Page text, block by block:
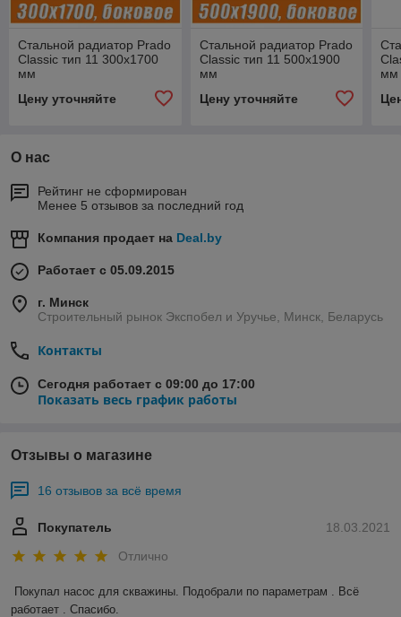
Стальной радиатор Prado
Classic тип 11 300x1700
мм
Цену уточняйте
Стальной радиатор Prado
Classic тип 11 500x1900
мм
Цену уточняйте
мм
О нас
Рейтинг не сформирован
Менее 5 отзывов за последний год
Компания продает на Deal.by
Работает с 05.09.2015
г. Минск
Строительный рынок Экспобел и Уручье, Минск, Беларусь
Контакты
Сегодня работает с 09:00 до 17:00
Показать весь график работы
Отзывы о магазине
16 отзывов за всё время
18.03.2021
Покупатель
Отлично
Покупал насос для скважины. Подобрали по параметрам . Всё
работает . Спасибо.